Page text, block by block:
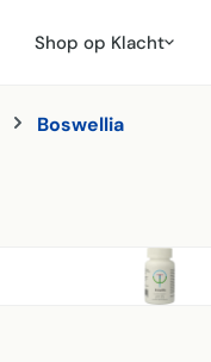
Shop op Klacht
Boswellia